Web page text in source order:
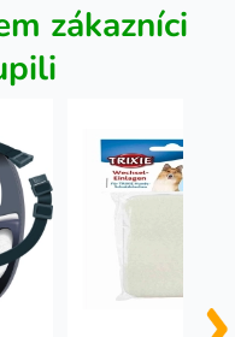
zákazníci